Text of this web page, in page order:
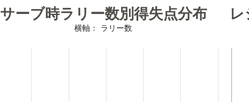
サーブ時ラリー数別得失点分布
横軸： ラリー数